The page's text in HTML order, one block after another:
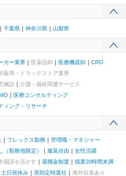
千葉県 神奈川県 山梨県
カー業界 医薬品卸 医療機器卸
CRO
薬局・ドラッグストア業界
施設
介護・福祉関連サービス
医療コンサルティング
ィング・リサーチ
フレックス勤務
管理職・マネジャー
（勤務地限定） 服装自由
女性活躍
国語を活かす 退職金制度
残業20時間未満
土日祝休み 原則定時退社
海外出張あり